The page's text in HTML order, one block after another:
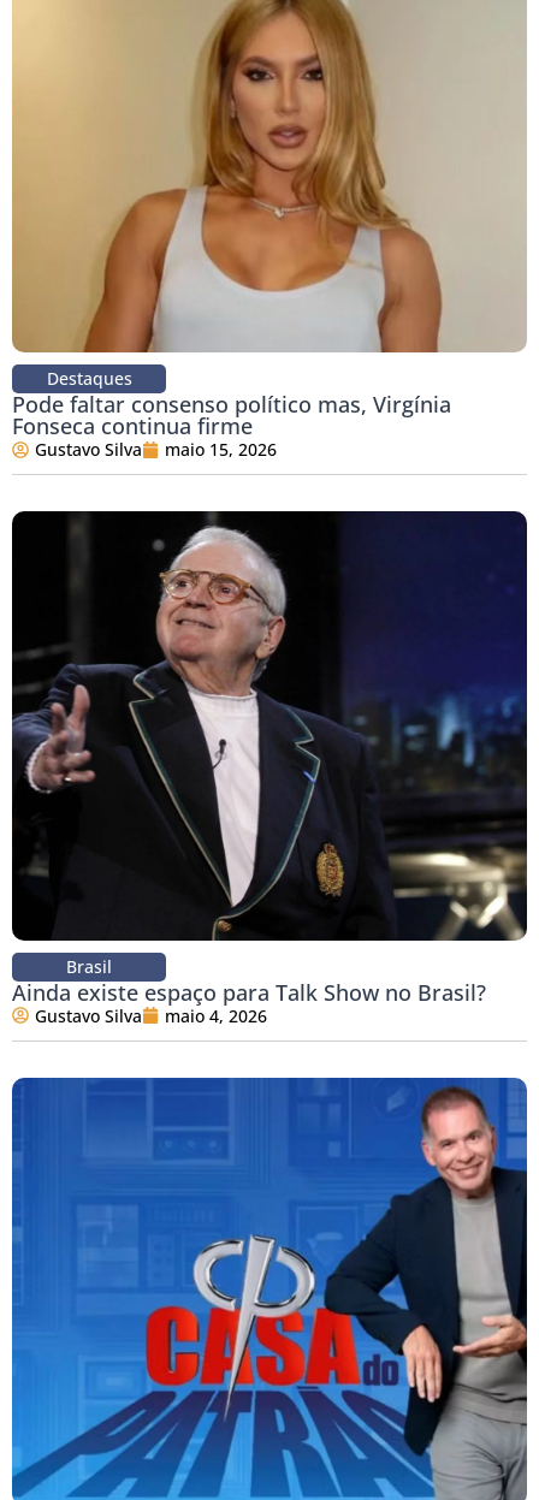
Destaques
Pode faltar consenso político mas, Virgínia
Fonseca continua firme
Gustavo Silva maio 15, 2026
Brasil
Ainda existe espaço para Talk Show no Brasil?
Gustavo Silva maio 4, 2026